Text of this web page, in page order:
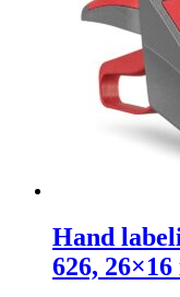
Hand
626,